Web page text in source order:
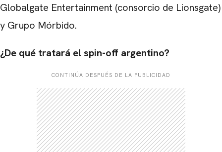
Globalgate Entertainment (consorcio de Lionsgate)
y Grupo Mórbido.
¿De qué tratará el spin-off argentino?
CONTINÚA DESPUÉS DE LA PUBLICIDAD